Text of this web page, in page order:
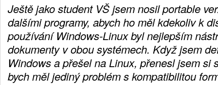
Ještě jako student VŠ jsem nosil portable
dalšími programy, abych ho měl kdekoliv k
používání Windows-Linux byl nejlepším
dokumenty v obou systémech. Když jsem
Windows a přešel na Linux, přenesl jsem si
bych měl jediný problém s kompatibilitou